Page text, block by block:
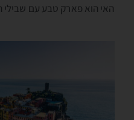
האי הוא פארק טבע עם שבילי